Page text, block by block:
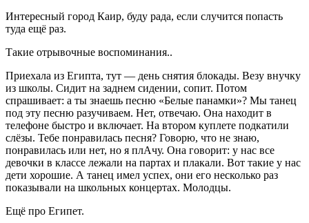
Интересный город Каир, буду рада, если случится попасть
туда ещё раз.
Такие отрывочные воспоминания..
Приехала из Египта, тут — день снятия блокады. Везу внучку
из школы. Сидит на заднем сидении, сопит. Потом
спрашивает: а ты знаешь песню «Белые панамки»? Мы танец
под эту песню разучиваем. Нет, отвечаю. Она находит в
телефоне быстро и включает. На втором куплете подкатили
слёзы. Тебе понравилась песня? Говорю, что не знаю,
понравилась или нет, но я плАчу. Она говорит: у нас все
девочки в классе лежали на партах и плакали. Вот такие у нас
дети хорошие. А танец имел успех, они его несколько раз
показывали на школьных концертах. Молодцы.
Ещё про Египет.